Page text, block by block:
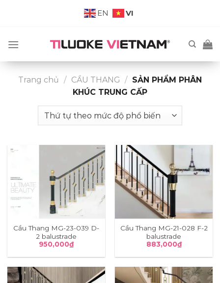
EN VI
Trang chủ / CẦU THANG / SẢN PHẨM PHÂN
KHÚC TRUNG CẤP
Cầu Thang MG-23-039 D-
2 balustrade
950,000₫
Cầu Thang MG-21-028 F-2
balustrade
883,000₫